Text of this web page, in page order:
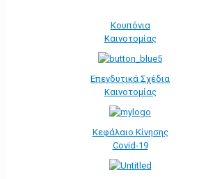
Κουπόνια
Καινοτομίας
Επενδυτικά Σχέδια
Καινοτομίας
Κεφάλαιο Κίνησης
Covid-19